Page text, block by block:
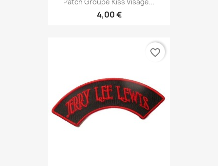
Patch Groupe Kiss Visage...
4,00 €
favorite_border